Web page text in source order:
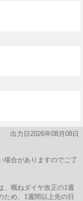
出力日2026年08月08日
合がありますのでご了
、概ねダイヤ改正の1週
ため、1週間以上先の日